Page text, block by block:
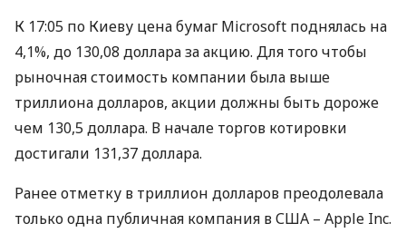
К 17:05 по Киеву цена бумаг Microsoft поднялась на
4,1%, до 130,08 доллара за акцию. Для того чтобы
рыночная стоимость компании была выше
триллиона долларов, акции должны быть дороже
чем 130,5 доллара. В начале торгов котировки
достигали 131,37 доллара.
Ранее отметку в триллион долларов преодолевала
только одна публичная компания вСША – Apple Inc.